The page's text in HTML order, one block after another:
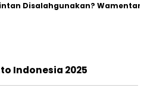
Disalahgunakan? Wamentan
Indonesia 2025